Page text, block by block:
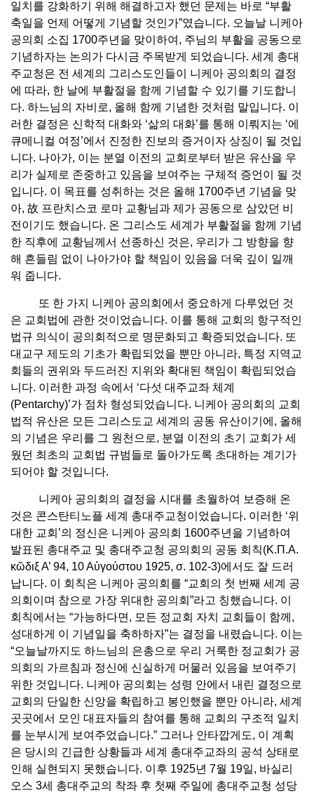
일치를 강화하기 위해 해결하고자 했던 문제는 바로 “부활
축일을 언제 어떻게 기념할 것인가”였습니다. 오늘날 니케아
공의회 소집 1700주년을 맞이하여, 주님의 부활을 공동으로
기념하자는 논의가 다시금 주목받게 되었습니다. 세계 총대
주교청은 전 세계의 그리스도인들이 니케아 공의회의 결정
에 따라, 한 날에 부활절을 함께 기념할 수 있기를 기도합니
다. 하느님의 자비로, 올해 함께 기념한 것처럼 말입니다. 이
러한 결정은 신학적 대화와 ‘삶의 대화’를 통해 이뤄지는 ‘에
큐메니컬 여정’에서 진정한 진보의 증거이자 상징이 될 것입
니다. 나아가, 이는 분열 이전의 교회로부터 받은 유산을 우
리가 실제로 존중하고 있음을 보여주는 구체적 증언이 될 것
입니다. 이 목표를 성취하는 것은 올해 1700주년 기념을 맞
아, 故 프란치스코 로마 교황님과 제가 공동으로 삼았던 비
전이기도 했습니다. 온 그리스도 세계가 부활절을 함께 기념
한 직후에 교황님께서 선종하신 것은, 우리가 그 방향을 향
해 흔들림 없이 나아가야 할 책임이 있음을 더욱 깊이 일깨
워 줍니다.
또 한 가지 니케아 공의회에서 중요하게 다루었던 것
은 교회법에 관한 것이었습니다. 이를 통해 교회의 항구적인
법규 의식이 공의회적으로 명문화되고 확증되었습니다. 또
대교구 제도의 기초가 확립되었을 뿐만 아니라, 특정 지역교
회들의 권위와 두드러진 지위와 확대된 책임이 확립되었습
니다. 이러한 과정 속에서 ‘다섯 대주교좌 체계
(Pentarchy)’가 점차 형성되었습니다. 니케아 공의회의 교회
법적 유산은 모든 그리스도교 세계의 공동 유산이기에, 올해
의 기념은 우리를 그 원천으로, 분열 이전의 초기 교회가 세
웠던 최초의 교회법 규범들로 돌아가도록 초대하는 계기가
되어야 할 것입니다.
니케아 공의회의 결정을 시대를 초월하여 보증해 온
것은 콘스탄티노플 세계 총대주교청이었습니다. 이러한 ‘위
대한 교회’의 정신은 니케아 공의회 1600주년을 기념하여
발표된 총대주교 및 총대주교청 공의회의 공동 회칙(Κ.Π.Α.
κῶδιξ Α’ 94, 10 Αὐγούστου 1925, σ. 102-3)에서도 잘 드러
납니다. 이 회칙은 니케아 공의회를 “교회의 첫 번째 세계 공
의회이며 참으로 가장 위대한 공의회”라고 칭했습니다. 이
회칙에서는 “가능하다면, 모든 정교회 자치 교회들이 함께,
성대하게 이 기념일을 축하하자”는 결정을 내렸습니다. 이는
“오늘날까지도 하느님의 은총으로 우리 거룩한 정교회가 공
의회의 가르침과 정신에 신실하게 머물러 있음을 보여주기
위한 것입니다. 니케아 공의회는 성령 안에서 내린 결정으로
교회의 단일한 신앙을 확립하고 봉인했을 뿐만 아니라, 세계
곳곳에서 모인 대표자들의 참여를 통해 교회의 구조적 일치
를 눈부시게 보여주었습니다.” 그러나 안타깝게도, 이 계획
은 당시의 긴급한 상황들과 세계 총대주교좌의 공석 상태로
인해 실현되지 못했습니다. 이후 1925년 7월 19일, 바실리
오스 3세 총대주교의 착좌 후 첫째 주일에 총대주교청 성당